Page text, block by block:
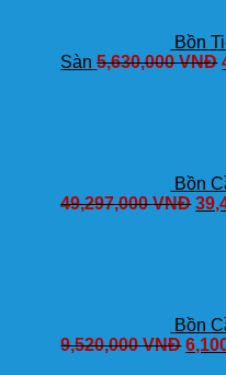
Bồn
Sàn 5,630,000VNĐ
Bồn
49,297,000VNĐ
Bồn
9,520,000VNĐ